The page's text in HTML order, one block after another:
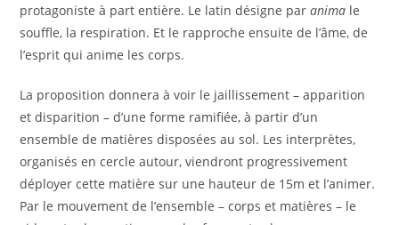
protagoniste à part entière. Le latin désigne paranima le
souffle, la respiration. Et le rapproche ensuite de l’âme, de
l’esprit qui anime les corps.
La proposition donnera à voir le jaillissement – apparition
et disparition – d’une forme ramifiée, à partir d’un
ensemble de matières disposées au sol. Les interprètes,
organisés en cercle autour, viendront progressivement
déployer cette matière sur une hauteur de 15m et l’animer.
Par le mouvement de l’ensemble – corps et matières – le